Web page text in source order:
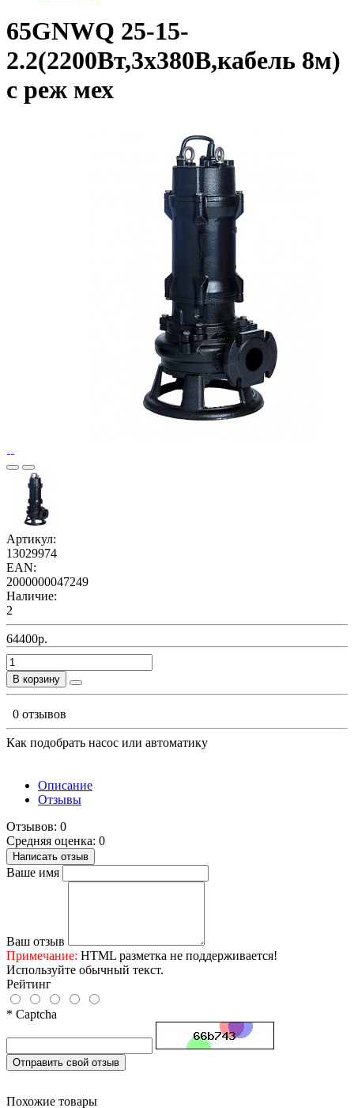
65GNWQ 25-15-
2.2(2200Вт,3х380В,кабель 8м)
с реж мех
Артикул:
13029974
EAN:
2000000047249
Наличие:
2
64400р.
В корзину
0 отзывов
Как подобрать насос или автоматику
Описание
Отзывы
Отзывов: 0
Средняя оценка: 0
Написать отзыв
Ваше имя
Ваш отзыв
Примечание: HTML разметка не поддерживается!
Используйте обычный текст.
Рейтинг
* Captcha
Отправить свой отзыв
Похожие товары